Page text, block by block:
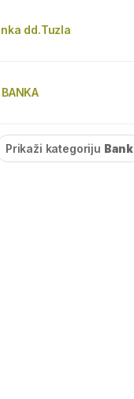
dd.Tuzla
Prikaži kategoriju Bank